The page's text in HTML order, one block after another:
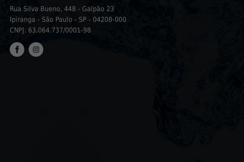
Rua Silva Bueno, 448 - Galpão 23
Ipiranga - São Paulo - SP - 04208-000
CNPJ: 63.064.737/0001-98
FACEBOOK INSTAGRAM